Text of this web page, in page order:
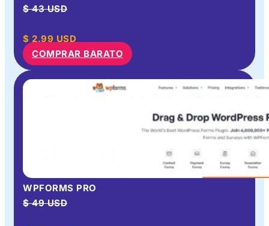
$ 43 USD
$ 2.99 USD
COMPRAR BARATO
WPFORMS PRO
$ 49 USD